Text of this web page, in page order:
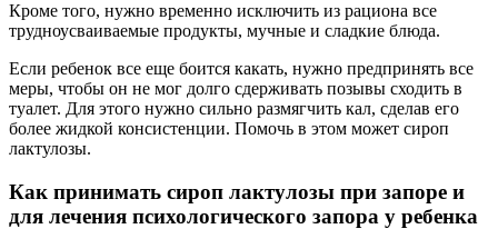
Кроме того, нужно временно исключить из рациона все
трудноусваиваемые продукты, мучные и сладкие блюда.
Если ребенок все еще боится какать, нужно предпринять все
меры, чтобы он не мог долго сдерживать позывы сходить в
туалет. Для этого нужно сильно размягчить кал, сделав его
более жидкой консистенции. Помочь в этом может сироп
лактулозы.
Как принимать сироп лактулозы при запоре и
для лечения психологического запора у ребенка